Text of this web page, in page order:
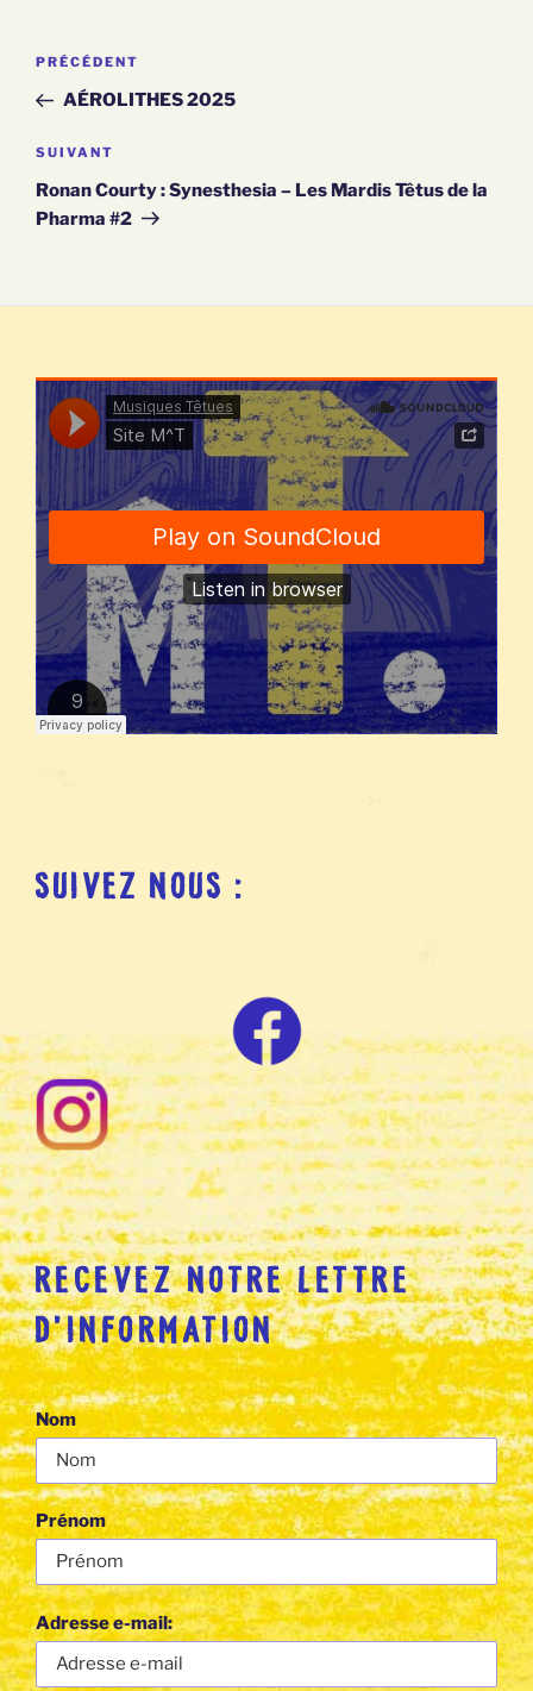
NAVIGATION
DE
L’ARTICLE
Article
précédent
PRÉCÉDENT
AÉROLITHES 2025
Article
suivant
SUIVANT
Ronan Courty : Synesthesia – Les Mardis Têtus de la
Pharma #2
SUIVEZ NOUS :
RECEVEZ NOTRE LETTRE
D’INFORMATION
Nom
Prénom
Adresse e-mail: